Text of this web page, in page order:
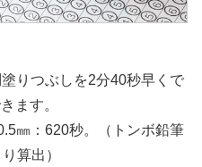
りつぶしを2分40秒早くで
ます。
㎜：620秒。（トンボ鉛筆
算出）